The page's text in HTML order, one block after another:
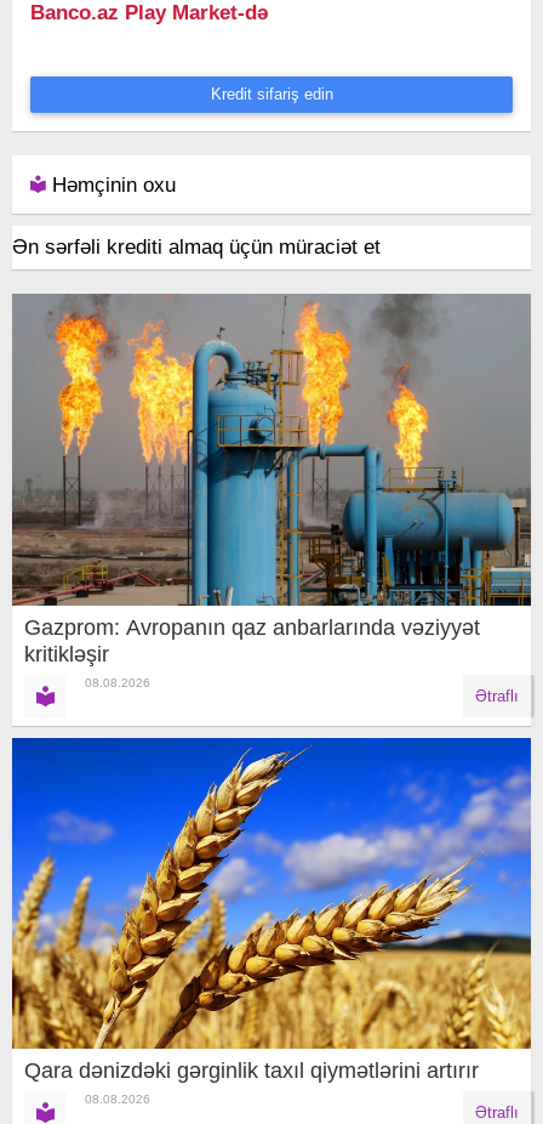
Banco.az Play Market-də
Kredit sifariş edin
Həmçinin oxu
Ən sərfəli krediti almaq üçün müraciət et
Gazprom: Avropanın qaz anbarlarında vəziyyət
kritikləşir
08.08.2026
Ətraflı
Qara dənizdəki gərginlik taxıl qiymətlərini artırır
08.08.2026
Ətraflı